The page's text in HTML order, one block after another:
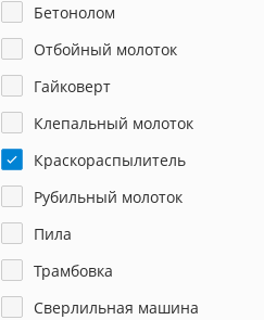
Бетонолом
Отбойный молоток
Гайковерт
Клепальный молоток
Краскораспылитель
Рубильный молоток
Пила
Трамбовка
Сверлильная машина